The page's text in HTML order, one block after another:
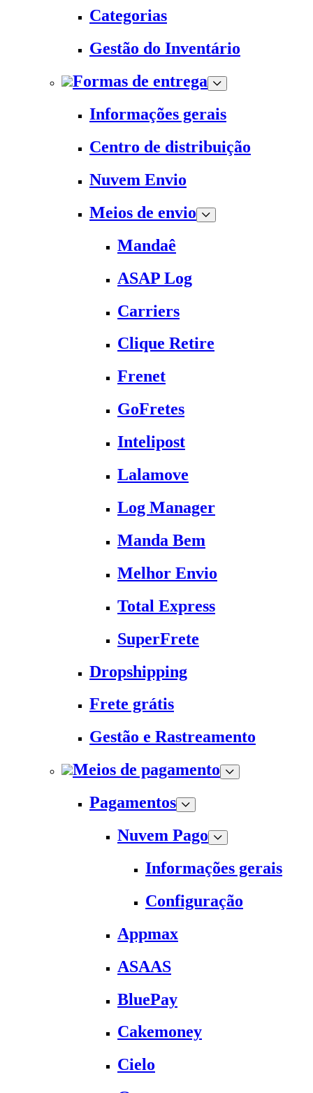
Categorias
Gestão do Inventário
Formas de entrega
Informações gerais
Centro de distribuição
Nuvem Envio
Meios de envio
Mandaê
ASAP Log
Carriers
Clique Retire
Frenet
GoFretes
Intelipost
Lalamove
Log Manager
Manda Bem
Melhor Envio
Total Express
SuperFrete
Dropshipping
Frete grátis
Gestão e Rastreamento
Meios de pagamento
Pagamentos
Nuvem Pago
Informações gerais
Configuração
Appmax
ASAAS
BluePay
Cakemoney
Cielo